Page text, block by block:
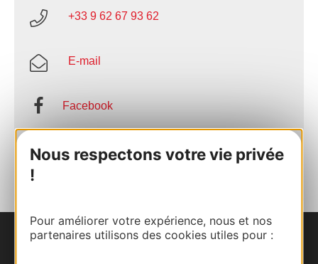
Nous respectons votre vie privée
!
Pour améliorer votre expérience, nous et nos
partenaires utilisons des cookies utiles pour :
+33 9 62 67 93 62
E-mail
Facebook
AU CARNET